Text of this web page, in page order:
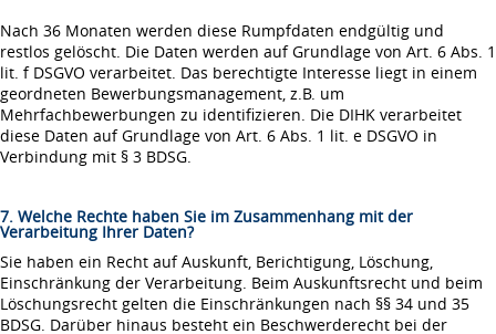
Nach 36 Monaten werden diese Rumpfdaten endgültig und
restlos gelöscht. Die Daten werden auf Grundlage von Art. 6 Abs. 1
lit. f DSGVO verarbeitet. Das berechtigte Interesse liegt in einem
geordneten Bewerbungsmanagement, z.B. um
Mehrfachbewerbungen zu identifizieren. Die DIHK verarbeitet
diese Daten auf Grundlage von Art. 6 Abs. 1 lit. e DSGVO in
Verbindung mit § 3 BDSG.
7. Welche Rechte haben Sie im Zusammenhang mit der
Verarbeitung Ihrer Daten?
Sie haben ein Recht auf Auskunft, Berichtigung, Löschung,
Einschränkung der Verarbeitung. Beim Auskunftsrecht und beim
Löschungsrecht gelten die Einschränkungen nach §§ 34 und 35
BDSG. Darüber hinaus besteht ein Beschwerderecht bei der